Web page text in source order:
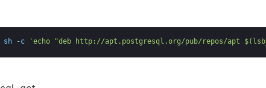
sh -c 'echo "deb http://apt.postgresql.org/pub/repos/apt